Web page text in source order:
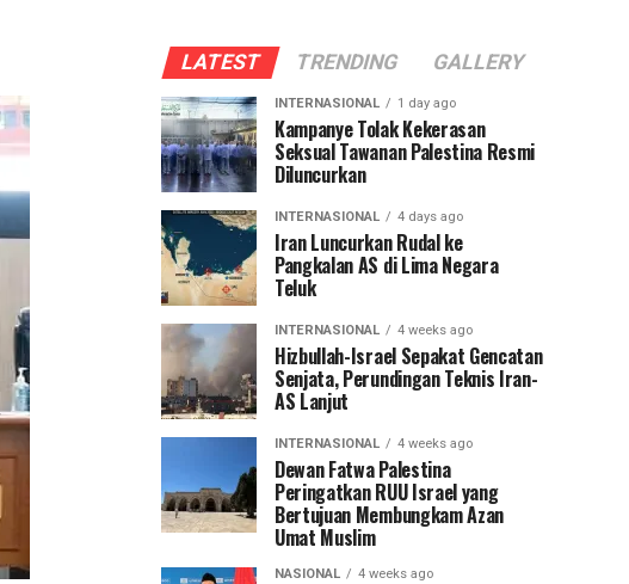
LATEST TRENDING GALLERY
INTERNASIONAL 1 day ago
Kampanye Tolak Kekerasan
Seksual Tawanan Palestina Resmi
Diluncurkan
INTERNASIONAL 4 days ago
Iran Luncurkan Rudal ke
Pangkalan AS di Lima Negara
Teluk
INTERNASIONAL 4 weeks ago
Hizbullah-Israel Sepakat Gencatan
Senjata, Perundingan Teknis Iran-
AS Lanjut
INTERNASIONAL 4 weeks ago
Dewan Fatwa Palestina
Peringatkan RUU Israel yang
Bertujuan Membungkam Azan
Umat Muslim
NASIONAL 4 weeks ago